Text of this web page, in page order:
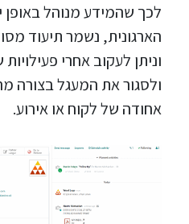
לכך שהמידע מנוהל
הארגונית, נשמר תיעוד
וניתן לעקוב אחרי
ולסגור את המעגל בצורה
אחודה של לקוח או אירוע.